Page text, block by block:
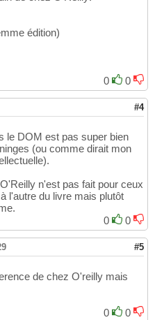
édition)
0
0
#4
le DOM est pas super bien
(ou comme dirait mon
n'est pas fait pour ceux
l'autre du livre mais plutôt
0
0
#5
de chez O'reilly mais
0
0